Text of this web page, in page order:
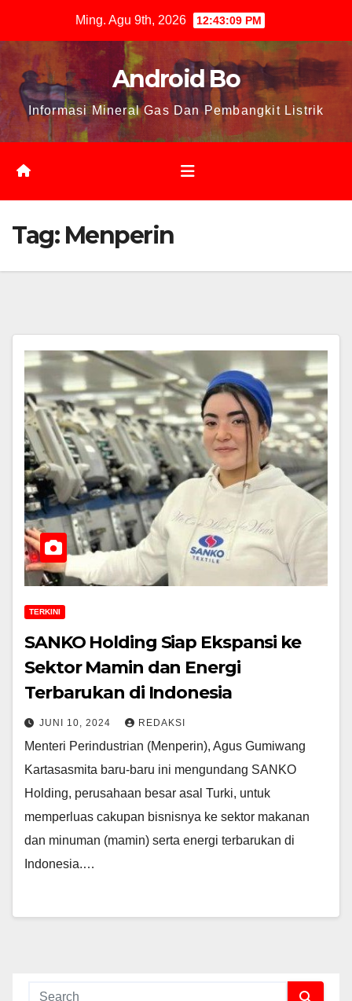
content
Ming. Agu 9th, 2026 12:43:09 PM
Android Bo
Informasi Mineral Gas Dan Pembangkit Listrik
Tag: Menperin
TERKINI
SANKO Holding Siap Ekspansi ke
Sektor Mamin dan Energi
Terbarukan di Indonesia
JUNI 10, 2024 REDAKSI
Menteri Perindustrian (Menperin), Agus Gumiwang
Kartasasmita baru-baru ini mengundang SANKO
Holding, perusahaan besar asal Turki, untuk
memperluas cakupan bisnisnya ke sektor makanan
dan minuman (mamin) serta energi terbarukan di
Indonesia.…